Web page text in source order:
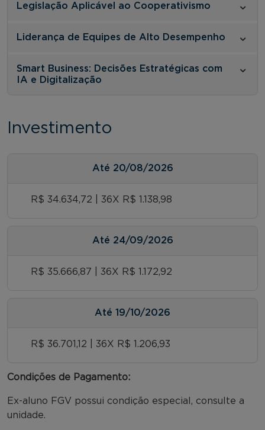
Legislação Aplicável ao Cooperativismo
Liderança de Equipes de Alto Desempenho
Smart Business: Decisões Estratégicas com
IA e Digitalização
Investimento
Até 20/08/2026
R$ 34.634,72 | 36X R$ 1.138,98
Até 24/09/2026
R$ 35.666,87 | 36X R$ 1.172,92
Até 19/10/2026
R$ 36.701,12 | 36X R$ 1.206,93
Condições de Pagamento:
Ex-aluno FGV possui condição especial, consulte a
unidade.